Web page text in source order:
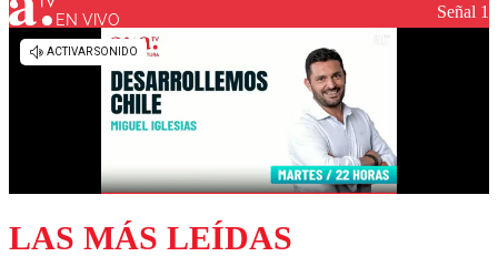
Los comentarios son moderados para garantizar un
diálogo respetuoso.
EN VIVO Señal 1
LAS MÁS LEÍDAS